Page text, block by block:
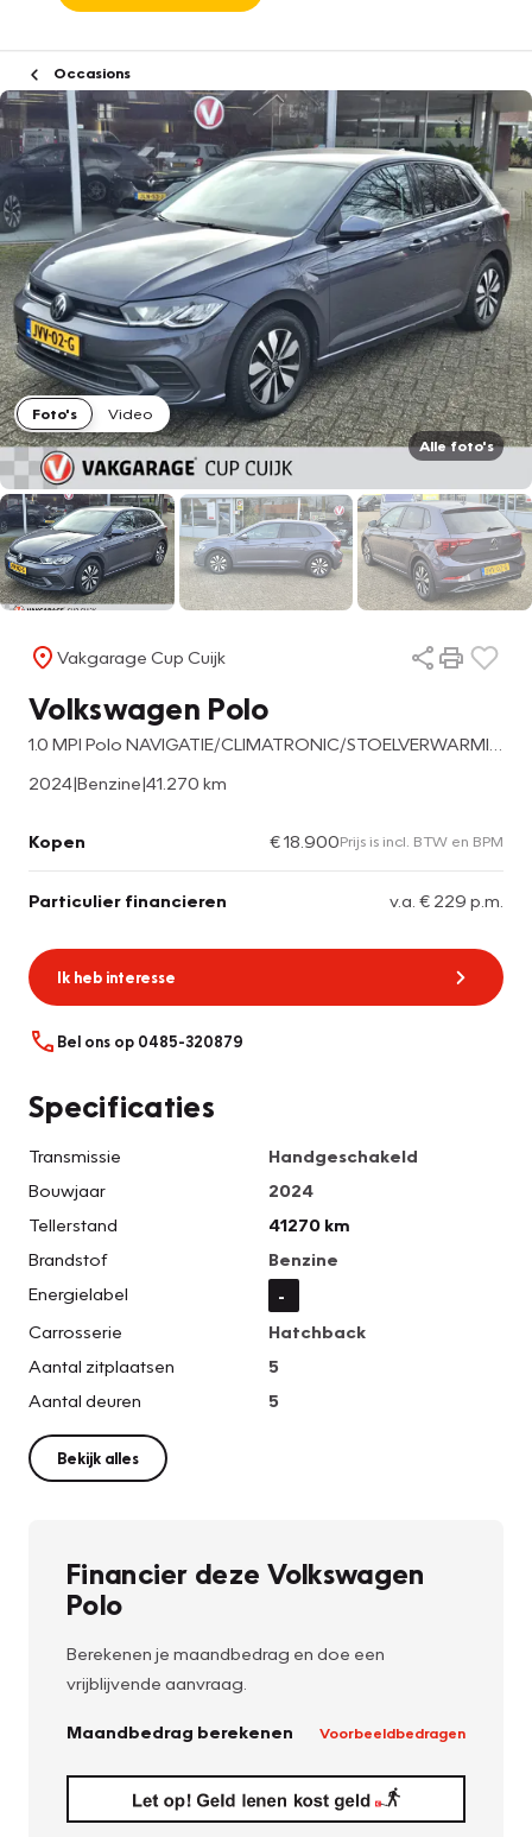
Occasions
Foto's
Video
Alle foto's
Vakgarage Cup Cuijk
Volkswagen Polo
2024|Benzine|41.270 km
Kopen € 18.900Prijs is incl. BTW en BPM
Particulier financieren v.a. € 229 p.m.
Ik heb interesse
Bel ons op 0485-320879
Specificaties
Transmissie
Handgeschakeld
Bouwjaar
2024
Tellerstand
41270 km
Brandstof
Benzine
Energielabel
-
Carrosserie
Hatchback
Aantal zitplaatsen
5
Aantal deuren
5
Bekijk alles
Financier deze Volkswagen
Polo
Berekenen je maandbedrag en doe een
vrijblijvende aanvraag.
Maandbedrag berekenen Voorbeeldbedragen